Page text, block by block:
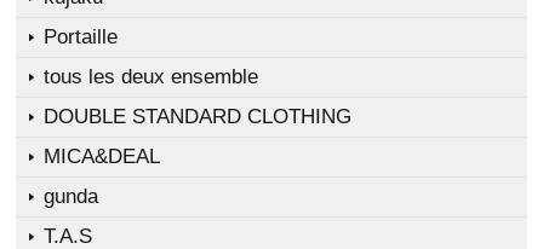
Portaille
tous les deux ensemble
DOUBLE STANDARD CLOTHING
MICA&DEAL
gunda
T.A.S